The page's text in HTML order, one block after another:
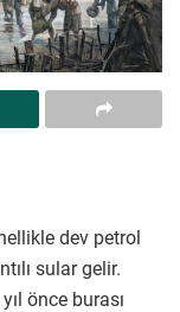
dev petrol
sular gelir.
önce burası